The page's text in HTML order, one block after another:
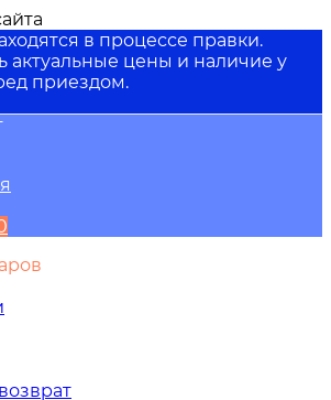
в процессе правки.
актуальные цены и наличие у
приездом.